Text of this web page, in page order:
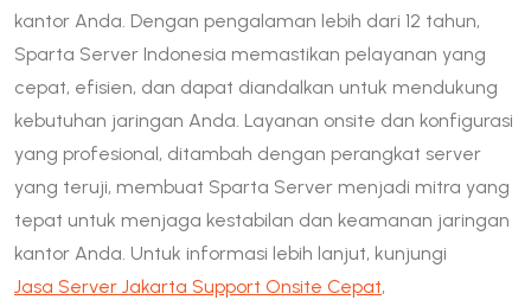
kantor Anda. Dengan pengalaman lebih dari 12 tahun,
Sparta Server Indonesia memastikan pelayanan yang
cepat, efisien, dan dapat diandalkan untuk mendukung
kebutuhan jaringan Anda. Layanan onsite dan konfigurasi
yang profesional, ditambah dengan perangkat server
yang teruji, membuat Sparta Server menjadi mitra yang
tepat untuk menjaga kestabilan dan keamanan jaringan
kantor Anda. Untuk informasi lebih lanjut, kunjungi
Jasa Server Jakarta Support Onsite Cepat,